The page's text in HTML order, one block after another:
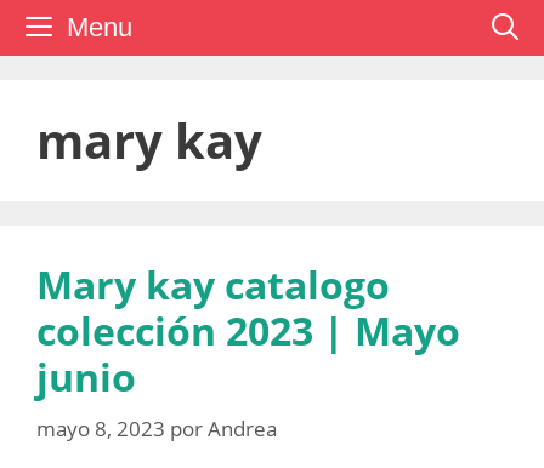
Saltar Menu
mary kay
Mary kay catalogo
colección 2023 | Mayo
junio
mayo 8, 2023 porAndrea